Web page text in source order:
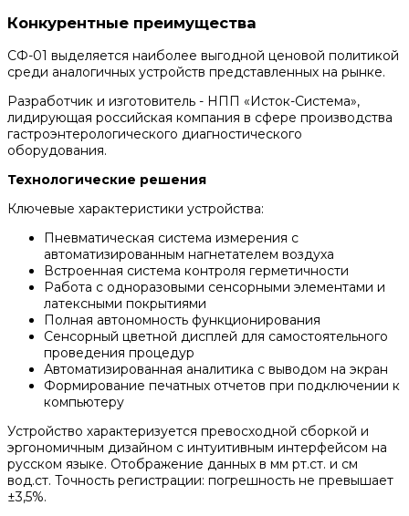
Конкурентные преимущества
СФ-01 выделяется наиболее выгодной ценовой политикой
среди аналогичных устройств представленных на рынке.
Разработчик и изготовитель - НПП «Исток-Система»,
лидирующая российская компания в сфере производства
гастроэнтерологического диагностического
оборудования.
Технологические решения
Ключевые характеристики устройства:
Пневматическая система измерения с
автоматизированным нагнетателем воздуха
Встроенная система контроля герметичности
Работа с одноразовыми сенсорными элементами и
латексными покрытиями
Полная автономность функционирования
Сенсорный цветной дисплей для самостоятельного
проведения процедур
Автоматизированная аналитика с выводом на экран
Формирование печатных отчетов при подключении к
компьютеру
Устройство характеризуется превосходной сборкой и
эргономичным дизайном с интуитивным интерфейсом на
русском языке. Отображение данных в мм рт.ст. и см
вод.ст. Точность регистрации: погрешность не превышает
±3,5%.